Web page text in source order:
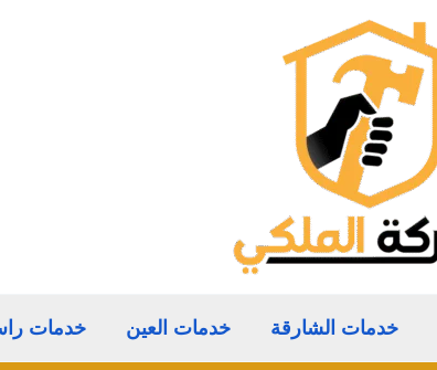
خدمات الشارقة خدمات العين خدمات